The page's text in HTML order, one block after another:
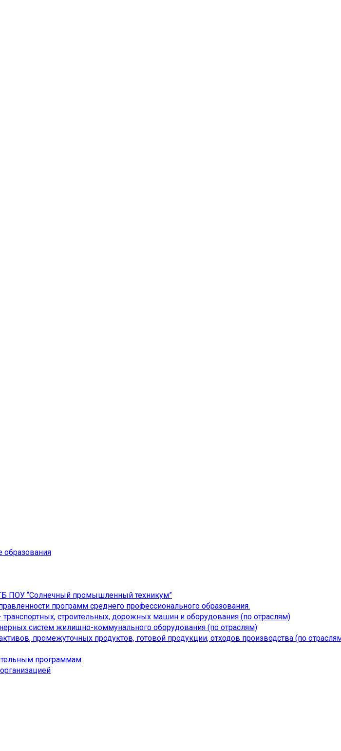
образования
ПОУ “Солнечный промышленный техникум”
программ среднего профессионального образования.
строительных, дорожных машин и оборудования (по отраслям)
систем жилищно-коммунального оборудования (по отраслям)
промежуточных продуктов, готовой продукции, отходов производства (по
программам